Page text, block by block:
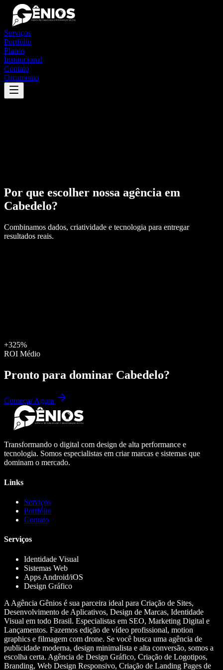
Serviços
Portfólio
Planos
Institucional
Contato
Orçamento
Por que escolher nossa agência em
Cabedelo?
Combinamos dados, criatividade e tecnologia para entregar
resultados reais.
+325%
ROI Médio
Pronto para dominar Cabedelo?
Começar Agora
Transformando o digital com design de alta performance e
tecnologia. Somos especialistas em criar marcas e sistemas que
dominam o mercado.
Links
Serviços
Portfólio
Contato
Serviços
Identidade Visual
Sistemas Web
Apps Android/iOS
Design Gráfico
A Agência Gênios é sua parceira ideal para Criação de Sites,
Desenvolvimento de Aplicativos, Design de Marcas, Identidade
Visual em todo Brasil. Especialistas em SEO, Marketing Digital e
Lançamentos. Fazemos edição de vídeo profissional, motion
graphics e filmagem com drone. Se você busca uma agência de
publicidade moderna, design minimalista e alta conversão, somos a
escolha certa. Agência de Design Gráfico, Criação de Logotipos,
Branding, Web Design Responsivo, Criação de Landing Pages de